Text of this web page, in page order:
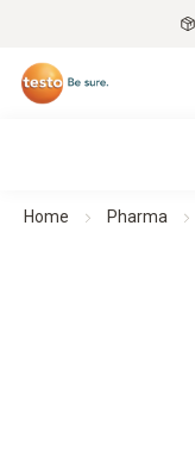
Home Pharma